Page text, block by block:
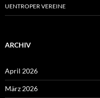
UENTROPER VEREINE
ARCHIV
April 2026
März 2026